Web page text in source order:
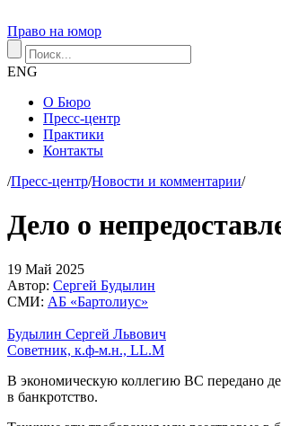
Право на юмор
ENG
О Бюро
Пресс-центр
Практики
Контакты
/Пресс-центр/Новости и комментарии/
Дело о
19 Май 2025
Автор: Сергей Будылин
СМИ: АБ «Бартолиус»
Будылин Сергей Львович
Советник, к.ф-м.н., LL.M
В экономическую коллегию ВС передано
в банкротство.